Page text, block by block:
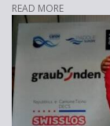
READ MORE